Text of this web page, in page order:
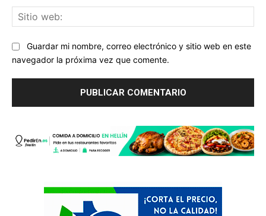
Guardar mi nombre, correo electrónico y sitio web en este
navegador la próxima vez que comente.